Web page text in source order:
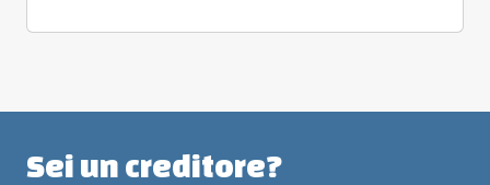
Sei un creditore?